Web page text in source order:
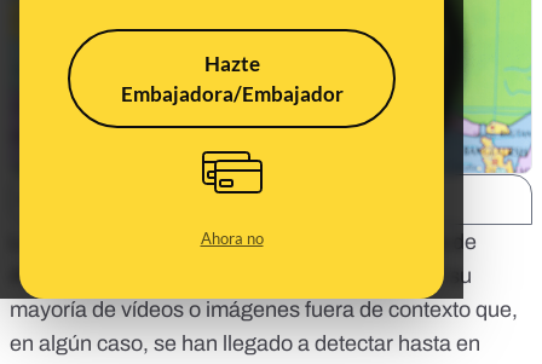
Hazte
Embajadora/Embajador
Ahora no
Los contenidos desinformativos sobre la crisis de
Afganistán traspasaron fronteras. Se trató, en su
mayoría de vídeos o imágenes fuera de contexto que,
en algún caso, se han llegado a detectar hasta en